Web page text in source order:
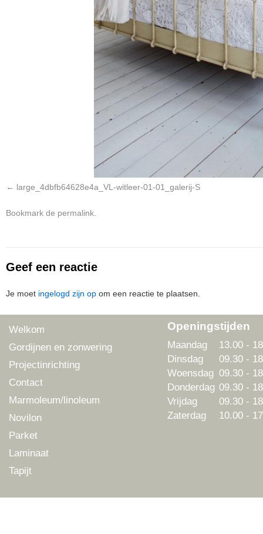
large_4dbfb64628e4a_VL-witleer-01-01_galerij-S
Bookmark de permalink
Geef een reactie
Je moet ingelogd zijn op om een reactie te plaatsen.
Welkom
Gordijnen en zonwering
Projectinrichting
Contact
Marmoleum/linoleum
Novilon
Parket
Laminaat
Tapijt
Openingstijden
Maandag
Dinsdag
Woensdag
Donderdag
Vrijdag
Zaterdag
13.00 -
09.30 -
09.30 -
09.30 -
09.30 -
10.00 -